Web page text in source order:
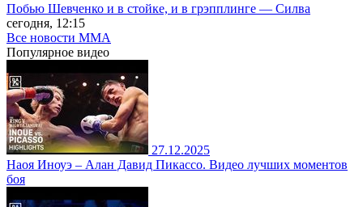
Побью Шевченко и в стойке, и в грэпплинге — Силва
сегодня, 12:15
Все новости MMA
Популярное видео
27.12.2025
Наоя Иноуэ – Алан Давид Пикассо. Видео лучших моментов
боя